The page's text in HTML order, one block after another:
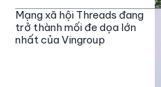
Mạng xã hội Threads đang
trở thành mối đe dọa lớn
nhất của Vingroup